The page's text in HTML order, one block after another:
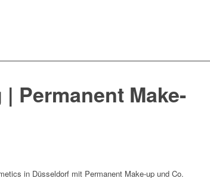
Permanent Make-
in Düsseldorf mit Permanent Make-up und Co.